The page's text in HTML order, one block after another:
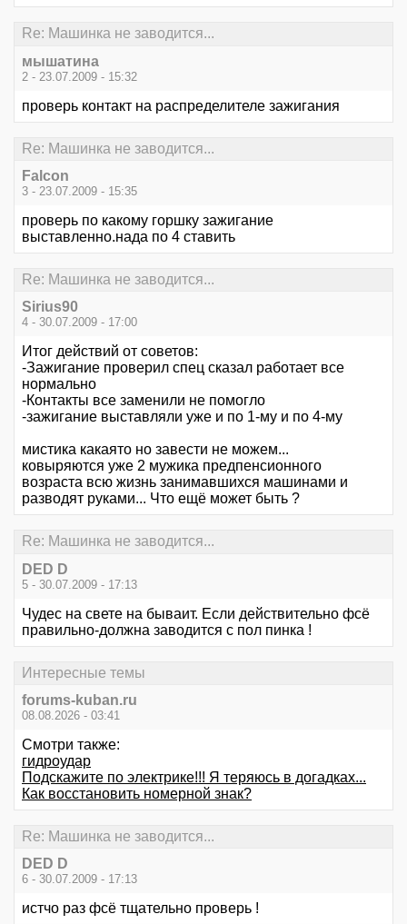
Re: Машинка не заводится...
мышатина
2 - 23.07.2009 - 15:32
проверь контакт на распределителе зажигания
Re: Машинка не заводится...
Falcon
3 - 23.07.2009 - 15:35
проверь по какому горшку зажигание
выставленно.нада по 4 ставить
Re: Машинка не заводится...
Sirius90
4 - 30.07.2009 - 17:00
Итог действий от советов:
-Зажигание проверил спец сказал работает все
нормально
-Контакты все заменили не помогло
-зажигание выставляли уже и по 1-му и по 4-му
мистика какаято но завести не можем...
ковыряются уже 2 мужика предпенсионного
возраста всю жизнь занимавшихся машинами и
разводят руками... Что ещё может быть ?
Re: Машинка не заводится...
DED D
5 - 30.07.2009 - 17:13
Чудес на свете на бываит. Если действительно фсё
правильно-должна заводится с пол пинка !
Интересные темы
forums-kuban.ru
08.08.2026 - 03:41
Смотри также:
гидроудар
Подскажите по электрике!!! Я теряюсь в догадках...
Как восстановить номерной знак?
Re: Машинка не заводится...
DED D
6 - 30.07.2009 - 17:13
истчо раз фсё тщательно проверь !